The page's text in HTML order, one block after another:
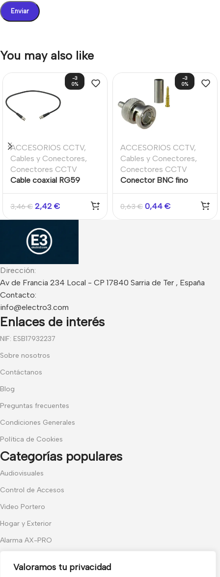
Valoramos tu privacidad
You may also like
-3
0%
ACCESORIOS CCTV,
Cables y Conectores,
Conectores CCTV
Cable coaxial RG59
preparado de 1 m.
3,46€ 2,42 €
-3
0%
ACCESORIOS CCTV,
Cables y Conectores,
Conectores CCTV
Conector BNC fino
macho para crimpar cable
de CCTV Micro RG-59
0,63€ 0,44 €
Dirección:
Av de Francia 234 Local - CP 17840 Sarria de Ter , España
Contacto:
info@electro3.com
Enlaces de interés
NIF: ESB17932237
Sobre nosotros
Contáctanos
Blog
Preguntas frecuentes
Condiciones Generales
Política de Cookies
Categorías populares
Audiovisuales
Control de Accesos
Video Portero
Hogar y Exterior
Alarma AX-PRO
Únete a nuestras novedades